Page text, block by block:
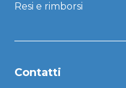
Resi e rimborsi
Contatti